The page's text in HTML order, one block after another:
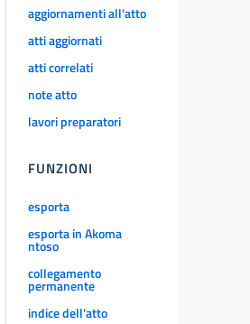
aggiornamenti all'atto
atti aggiornati
atti correlati
note atto
lavori preparatori
FUNZIONI
esporta
esporta in Akoma
ntoso
collegamento
permanente
indice dell'atto